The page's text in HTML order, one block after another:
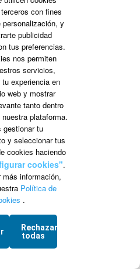
| Vuelos baratos a Nicaragua
| Vuelos baratos a Cuba
| Vuelos baratos a Portugal
Vuelos baratos a Estados Unidos
usuarios, sujetos a cambio.
| Síguenos en
Preguntas frecuentes
planta, Rivas VaciaMadrid 28521 Madrid
con fines
y
publicidad
tus preferencias.
nos permiten
servicios,
experiencia en
web y mostrar
tanto dentro
plataforma.
gestionar tu
y seleccionar tus
cookies haciendo
cookies".
más información,
Política de
.
Rechazar
todas